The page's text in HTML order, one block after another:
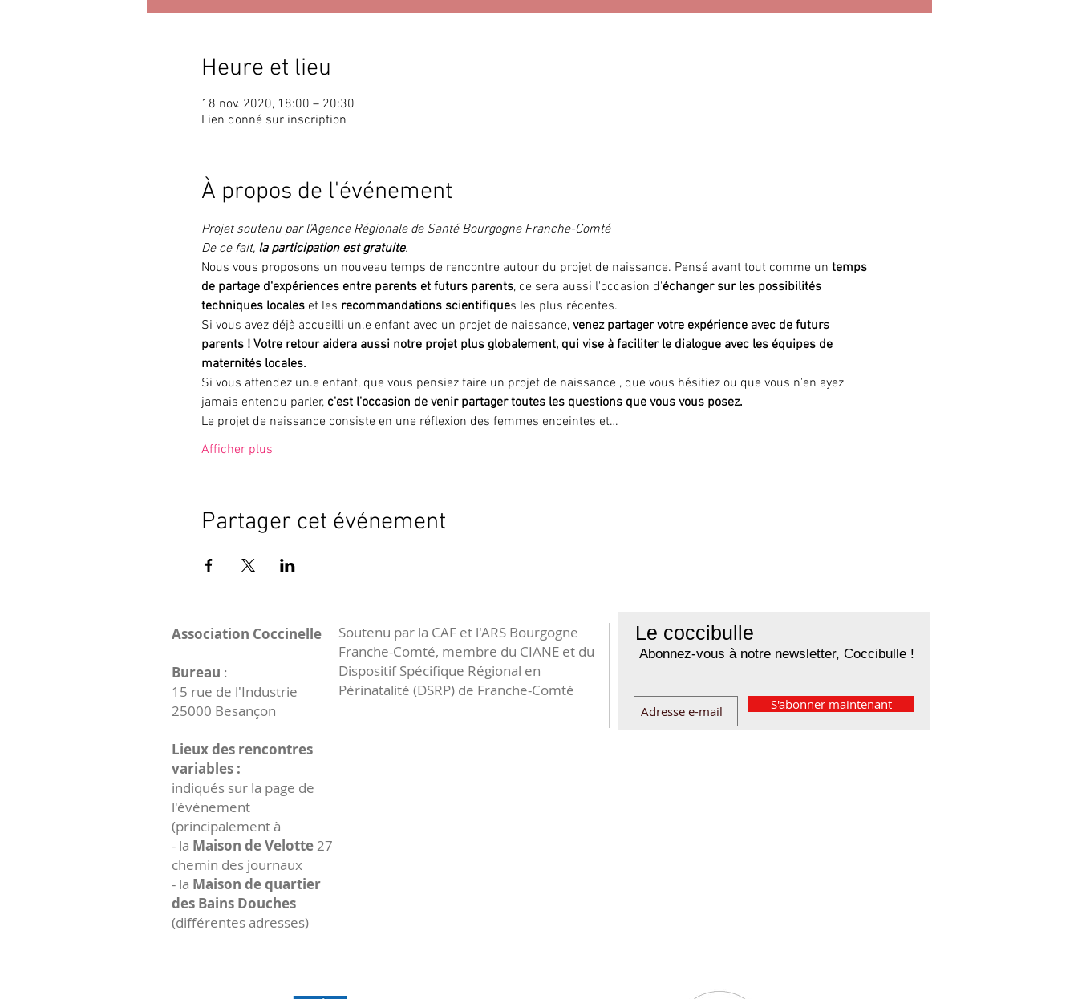
Heure et lieu
18 nov. 2020, 18:00 – 20:30
Lien donné sur inscription
À propos de l'événement
Projet soutenu par l'Agence Régionale de Santé Bourgogne Franche-Comté
De ce fait, la participation est gratuite.
Nous vous proposons un nouveau temps de rencontre autour du projet de naissance. Pensé avant tout comme un temps
de partage d'expériences ​entre parents et futurs parents, ce sera aussi l'occasion d'échanger sur les possibilités
techniques locales et les recommandations scientifiques les plus récentes.
Si vous avez déjà accueilli un.e enfant avec un projet de naissance, venez partager votre expérience avec de futurs
parents ! Votre retour aidera aussi notre projet plus globalement, qui vise à faciliter le dialogue avec les équipes de
maternités locales.
Si vous attendez un.e enfant, que vous pensiez faire un projet de naissance , que vous hésitiez ou que vous n'en ayez
jamais entendu parler, c'est l'occasion de venir partager toutes les questions que vous vous posez.
Le projet de naissance consiste en une réflexion des femmes enceintes et…
Afficher plus
Partager cet événement
Le coccibulle
Abonnez-vous à notre newsletter, Coccibulle !
S'abonner maintenant
Association Coccinelle
Bureau :
15 rue de l'Industrie
25000 Besançon
Lieux des rencontres
variables :
indiqués sur la page de
l'événement
(principalement à
- la Maison de Velotte27
chemin des journaux
- la Maison de quartier
des Bains Douches
(différentes adresses)
Soutenu par la CAF et l'ARS Bourgogne
Franche-Comté, membre du CIANE et du
Dispositif Spécifique Régional en
Périnatalité (DSRP) de Franche-Comté